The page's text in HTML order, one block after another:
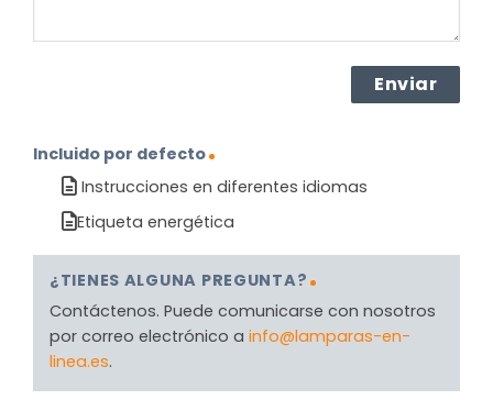
Incluido por defecto
Instrucciones en diferentes idiomas
Etiqueta energética
¿TIENES ALGUNA PREGUNTA?
Contáctenos. Puede comunicarse con nosotros
por correo electrónico a info@lamparas-en-
linea.es.